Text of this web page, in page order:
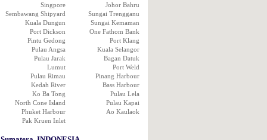
Singpore
Johor Bahru
Sembawang Shipyard
Sungai Trengganu
Kuala Dungun
Sungai Kemaman
Port Dickson
One Fathom Bank
Pintu Gedong
Port Klang
Pulau Angsa
Kuala Selangor
Pulau Jarak
Bagan Datuk
Lumut
Port Weld
Pulau Rimau
Pinang Harbour
Kedah River
Bass Harbour
Ko Ba Tong
Pulau Lela
North Cone Island
Pulau Kapai
Phuket Harbour
Ao Kaulaok
Pak Kruen Inlet